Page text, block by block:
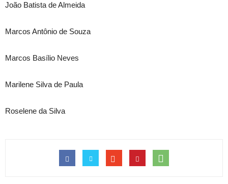
João Batista de Almeida
Marcos Antônio de Souza
Marcos Basílio Neves
Marilene Silva de Paula
Roselene da Silva